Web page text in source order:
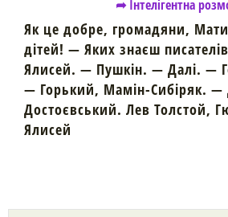
➦ Інтелігентна
Як це добре, громадяни,
дітей! — Яких знаєш
Ялисей. — Пушкін. — Далі. —
— Горький, Мамін-Сибіряк. —
Достоєвський. Лев Толстой,
Ялисей